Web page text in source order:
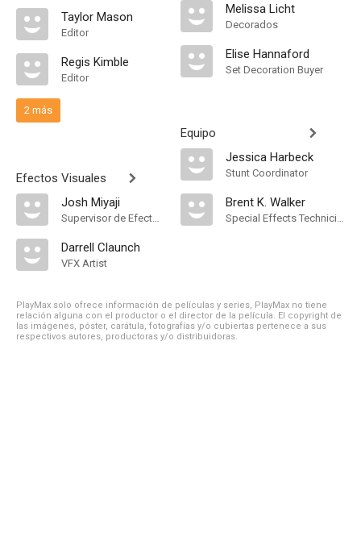
Taylor Mason
Editor
Regis Kimble
Editor
2 más
Efectos Visuales
Josh Miyaji
Supervisor de Efectos Visuales
Darrell Claunch
VFX Artist
Melissa Licht
Decorados
Elise Hannaford
Set Decoration Buyer
Equipo
Jessica Harbeck
Stunt Coordinator
Brent K. Walker
Special Effects Technician
PlayMax solo ofrece información de películas y series, PlayMax no tiene
relación alguna con el productor o el director de la película. El copyright de
las imágenes, póster, carátula, fotografías y/o cubiertas pertenece a sus
respectivos autores, productoras y/o distribuidoras.